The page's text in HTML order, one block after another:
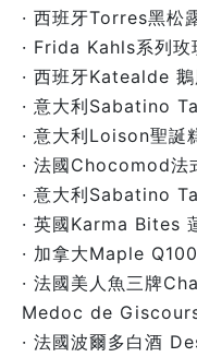
· 西班牙Torres黑松
· Frida Kahls系列玫
· 西班牙Katealde
· 意大利Sabatino
· 意大利Loison聖誕
· 法國Chocomod法
· 意大利Sabatino
· 英國Karma Bites
· 加拿大Maple
· 法國美人魚三牌
Medoc de
· 法國波爾多白酒